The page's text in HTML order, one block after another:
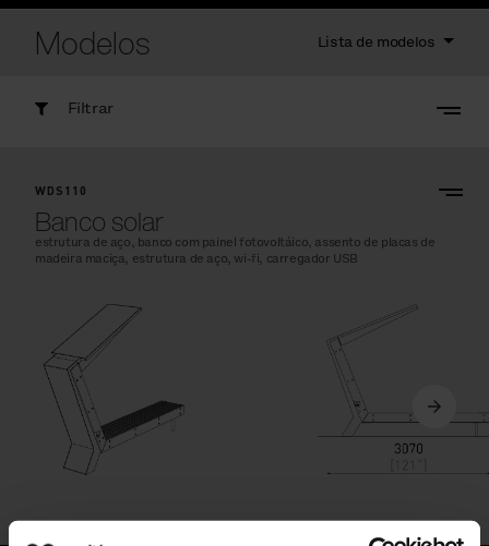
Modelos Lista de modelos
Filtrar
WDS110
Banco solar
estrutura de aço, banco com painel fotovoltáico, assento de placas de
madeira maciça, estrutura de aço, wi-fi, carregador USB